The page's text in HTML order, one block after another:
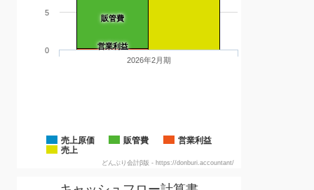
販管費
営業利益
売上原価 販管費
営業利益
売上
2026年2月期
0
5
どんぶり会計β版 - https://donburi.accountant/